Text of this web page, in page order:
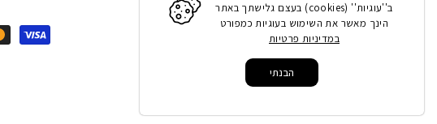
ב''עוגיות'' (cookies) בעצם גלישתך באתר
הינך מאשר את השימוש בעוגיות כמפורט
במדיניות פרטיות
הבנתי